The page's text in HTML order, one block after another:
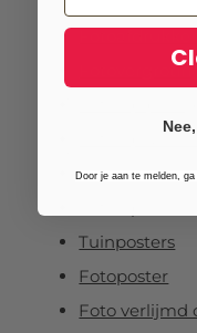
Foto op
Foto op
Tuinposters
Fotoposter
Foto verlijmd
Door je aan te melden,